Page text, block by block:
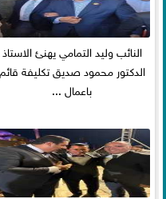
النائب وليد التمامي يهنئ الاستاذ
الدكتور محمود صديق تكليفة قائم
باعمال ...